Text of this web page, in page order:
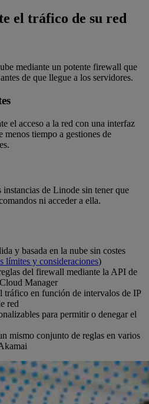
el tráfico de su red
mediante un potente firewall que
de que llegue a los servidores.
el acceso a la red con una interfaz
tiempo a gestiones de
de Linode sin tener que
ni acceder a ella.
y basada en la nube sin costes
límites y consideraciones)
del firewall mediante la API de
Manager
tráfico en función de intervalos de IP
red
para permitir o denegar el
mismo conjunto de reglas en varios